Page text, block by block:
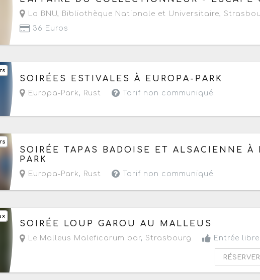
La BNU, Bibliothèque Nationale et Universitaire,
36 Euros
Du samedi 18 juillet au samedi 22 août 2026 de 09h à
SOIRÉES ESTIVALES À EUROPA-PARK
Europa-Park, Rust Tarif non communiqué
Du vendredi 24 juillet au samedi 22 août 2026 de 19h à 22h
SOIRÉE TAPAS BADOISE ET ALSACIENNE À
PARK
Europa-Park, Rust Tarif non communiqué
Aujourd'hui le jeudi 6 août 2026 à partir de 20h
SOIRÉE LOUP GAROU AU MALLEUS
Le Malleus Maleficarum bar, Strasbourg Entrée libre